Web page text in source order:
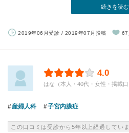
続きを読む
2019年06月受診 / 2019年07月投稿 67
4.0
はな（本人・40代・女性・掲載口
産婦人科 子宮内膜症
この口コミは受診から5年以上経過していま